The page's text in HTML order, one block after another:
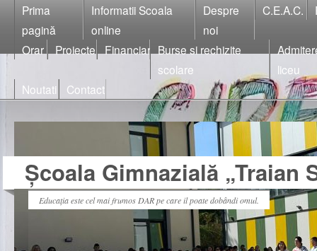
Prima
pagină
Informatii Scoala
online
Despre
noi
C.E.A.C.
Orar Proiecte Financiar Burse si rechizite
scolare
liceu
Noutati
Contact
Școala Gimnazială „Traian
Educația este cel mai frumos DAR pe care il poate dobândi omul.